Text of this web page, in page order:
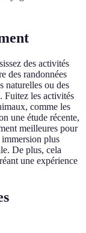
des activités
des randonnées
naturelles ou des
Fuitez les activités
comme les
une étude récente,
meilleures pour
plus
De plus, cela
une expérience